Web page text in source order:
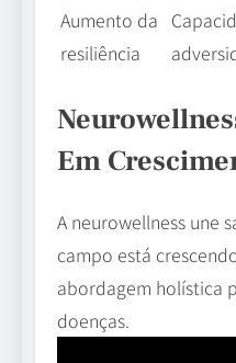
Aumento da
resiliência
Em
A neurowellness une
campo está
abordagem holística
doenças.